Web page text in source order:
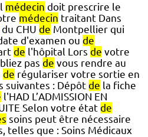
médecin doit prescrire le
médecin traitant Dans
du CHU de Montpellier qui
d'examen ou de
de l'hôpital Lors de votre
pas de vous rendre au
de régulariser votre sortie en
suivantes : Dépôt de la fiche
l'HAD L’ADMISSION EN
Selon votre état de
soins peut être nécessaire
telles que : Soins Médicaux